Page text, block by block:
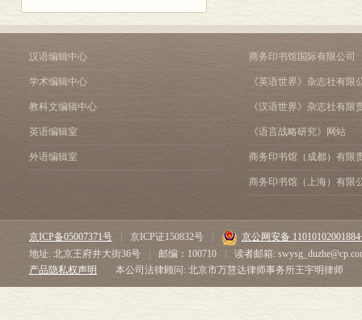
汉语编辑中心
学术编辑中心
教科文编辑中心
英语编辑室
外语编辑室
商务印书馆国际有限公司
《英语世界》杂志社有限
《汉语世界》杂志社有限
《语言战略研究》网站
商务印书馆（成都）有限
商务印书馆（上海）有限
京ICP备05007371号 京ICP证150832号
京公网安备
地址: 北京王府井大街36号
邮编：100710
读者邮箱:
产品隐私权声明
本公司法律顾问: 北京市万慧达律师事务所王宇明律师